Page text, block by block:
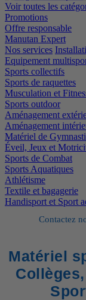
Voir toutes les
Promotions
Offre responsable
Manutan Expert
Nos services
Equipement
Sports collectifs
Sports de raquettes
Musculation et
Sports outdoor
Aménagement
Aménagement
Matériel de
Éveil, Jeux et
Sports de Combat
Sports Aquatiques
Athlétisme
Textile et bagagerie
Handisport et Sport
Contactez
Matériel